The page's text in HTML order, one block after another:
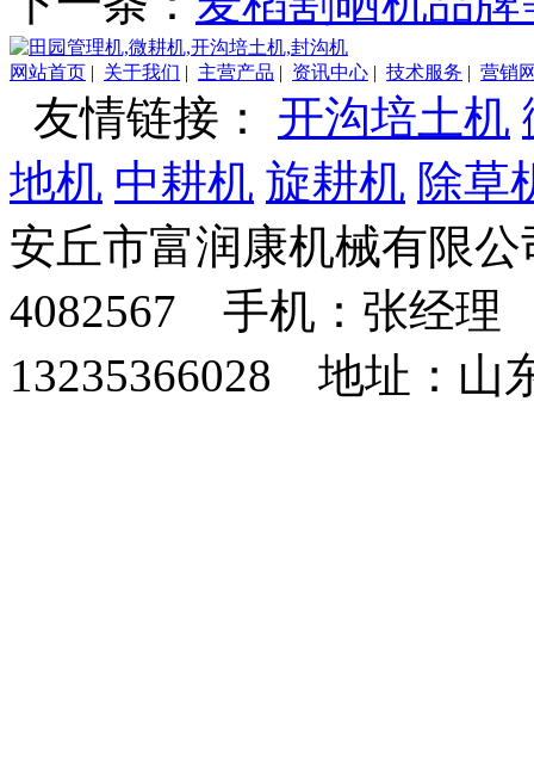
网站首页 | 关于我们 | 主营产品 | 资讯中心 | 技术服务 | 营销
友情链接： 开沟培土机
地机 中耕机 旋耕机 除草
安丘市富润康机械有限
4082567 手机：张经
13235366028 地址：山